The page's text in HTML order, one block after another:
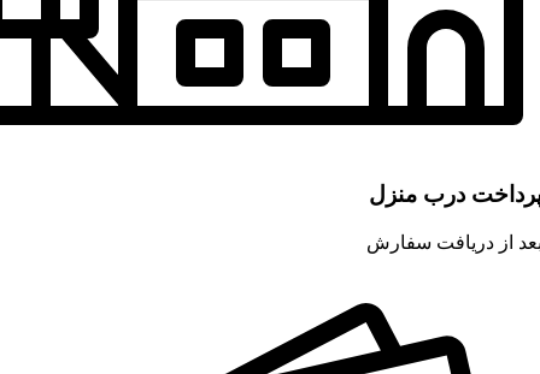
درب منزل
از دریافت سفارش